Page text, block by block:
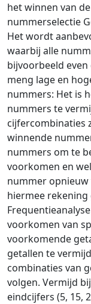
het winnen van
nummerselectie
Het wordt
waarbij alle
bijvoorbeeld
meng lage en
nummers: Het is
nummers te
cijfercombinaties
winnende
nummers om te
voorkomen en
nummer
hiermee rekening
voorkomen van
voorkomende
getallen te
combinaties van
volgen. Vermijd
eindcijfers (5, 15,